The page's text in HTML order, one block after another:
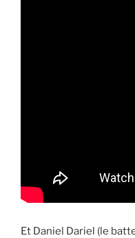
Et Daniel Dariel (le